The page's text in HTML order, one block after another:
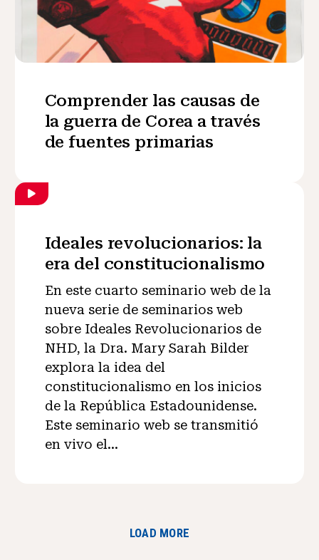
Comprender las causas de
la guerra de Corea a través
de fuentes primarias
Ideales revolucionarios: la
era del constitucionalismo
En este cuarto seminario web de la
nueva serie de seminarios web
sobre Ideales Revolucionarios de
NHD, la Dra. Mary Sarah Bilder
explora la idea del
constitucionalismo en los inicios
de la República Estadounidense.
Este seminario web se transmitió
en vivo el...
LOAD MORE